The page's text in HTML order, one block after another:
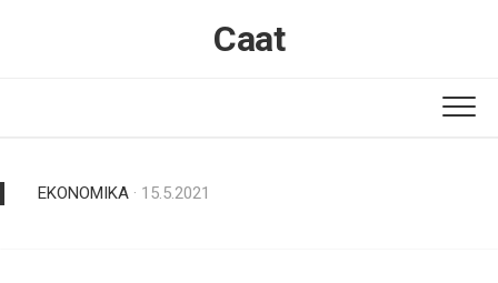
Caat
EKONOMIKA · 15.5.2021